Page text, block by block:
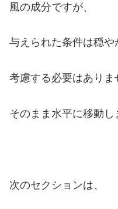
風の成分ですが、
与えられた条件は穏や
考慮する必要はありま
そのまま水平に移動し
次のセクションは、